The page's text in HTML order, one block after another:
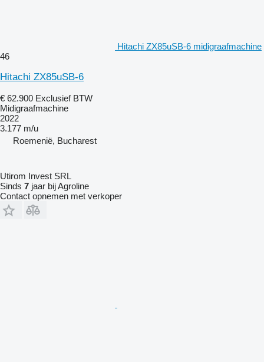
Hitachi ZX85uSB-6 midigraafmachine
46
Hitachi ZX85uSB-6
€ 62.900 Exclusief BTW
Midigraafmachine
2022
3.177 m/u
Roemenië, Bucharest
Utirom Invest SRL
Sinds 7 jaar bij Agroline
Contact opnemen met verkoper